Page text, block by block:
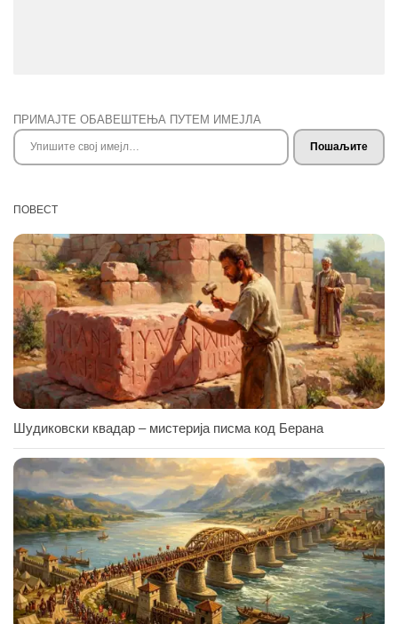
ПРИМАЈТЕ ОБАВЕШТЕЊА ПУТЕМ ИМЕЈЛА
Упишите свој имејл…
Пошаљите
ПОВЕСТ
Шудиковски квадар – мистерија писма код Берана